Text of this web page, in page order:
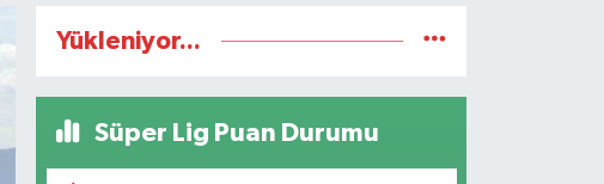
Yükleniyor...
Süper Lig Puan Durumu